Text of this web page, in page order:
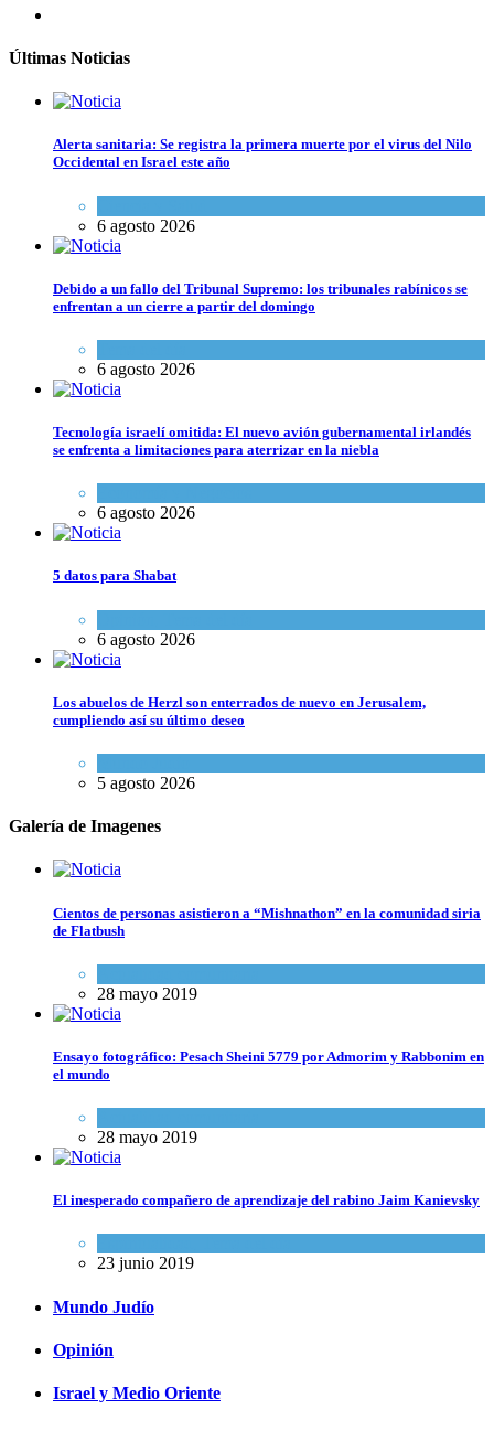
Últimas Noticias
Alerta sanitaria: Se registra la primera muerte por el virus del Nilo
Occidental en Israel este año
6 agosto 2026
Debido a un fallo del Tribunal Supremo: los tribunales rabínicos se
enfrentan a un cierre a partir del domingo
6 agosto 2026
Tecnología israelí omitida: El nuevo avión gubernamental irlandés
se enfrenta a limitaciones para aterrizar en la niebla
6 agosto 2026
5 datos para Shabat
6 agosto 2026
Los abuelos de Herzl son enterrados de nuevo en Jerusalem,
cumpliendo así su último deseo
5 agosto 2026
Galería de Imagenes
Cientos de personas asistieron a “Mishnathon” en la comunidad siria
de Flatbush
28 mayo 2019
Ensayo fotográfico: Pesach Sheini 5779 por Admorim y Rabbonim en
el mundo
28 mayo 2019
El inesperado compañero de aprendizaje del rabino Jaim Kanievsky
23 junio 2019
Mundo Judío
Opinión
Israel y Medio Oriente